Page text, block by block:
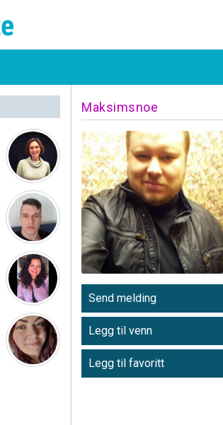
Maksimsnoe
Send melding
Legg til venn
Legg til favoritt